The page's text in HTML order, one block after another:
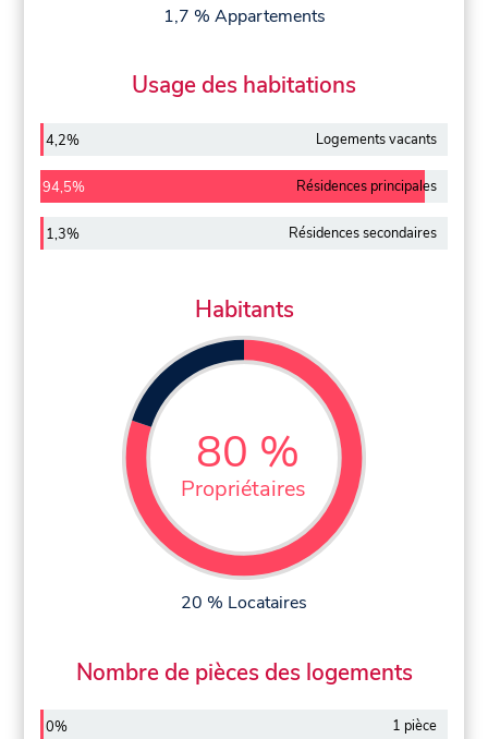
1,7 % Appartements
Usage des habitations
4,2% Logements vacants
94,5% Résidences principales
1,3% Résidences secondaires
Habitants
80 %
Propriétaires
20 % Locataires
Nombre de pièces des logements
0% 1 pièce